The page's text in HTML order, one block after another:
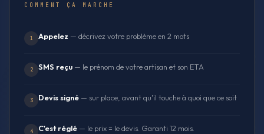
COMMENT ÇA MARCHE
1 Appelez — décrivez votre problème en 2 mots
2 SMS reçu — le prénom de votre artisan et son ETA
3 Devis signé — sur place, avant qu'il touche à quoi que ce soit
4 C'est réglé — le prix = le devis. Garanti 12 mois.